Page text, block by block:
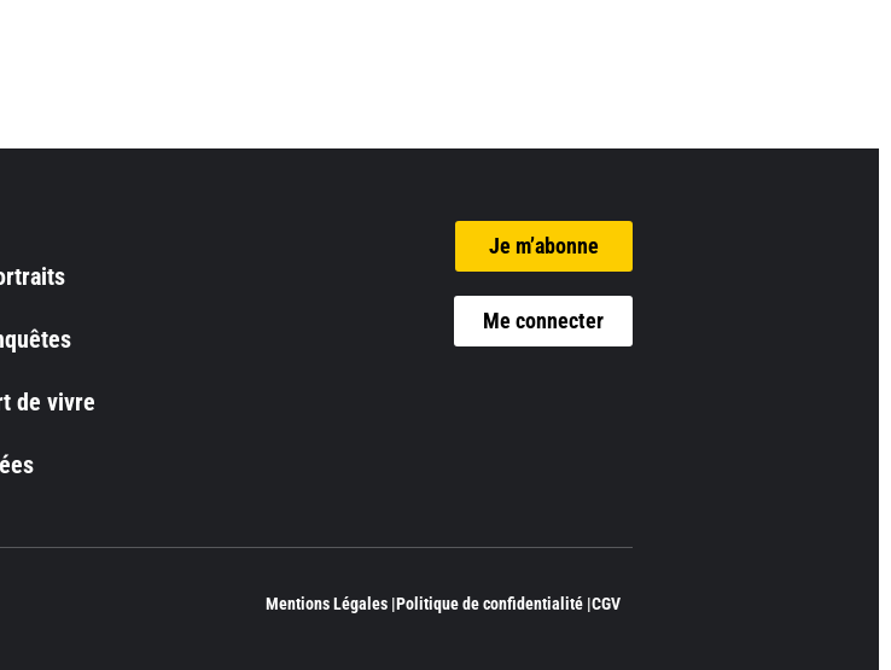
de vivre
Je m’abonne
Me connecter
Mentions Légales |Politique de confidentialité |CGV